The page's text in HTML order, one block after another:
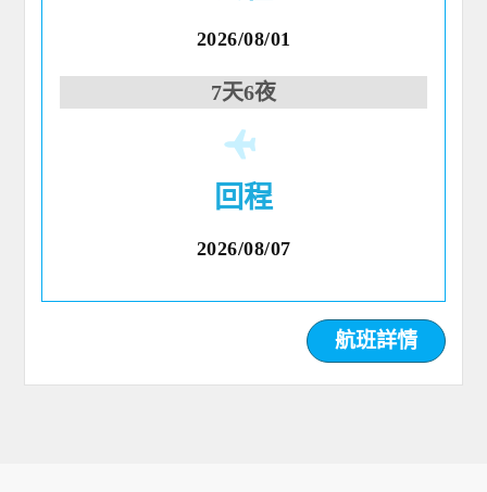
2026/08/01
7天6夜
回程
2026/08/07
航班詳情